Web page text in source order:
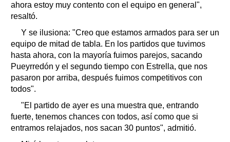
ahora estoy muy contento con el equipo en general",
resaltó.
Y se ilusiona: "Creo que estamos armados para ser un
equipo de mitad de tabla. En los partidos que tuvimos
hasta ahora, con la mayoría fuimos parejos, sacando
Pueyrredón y el segundo tiempo con Estrella, que nos
pasaron por arriba, después fuimos competitivos con
todos".
"El partido de ayer es una muestra que, entrando
fuerte, tenemos chances con todos, así como que si
entramos relajados, nos sacan 30 puntos", admitió.